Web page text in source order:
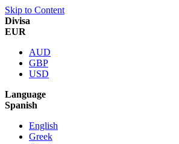
Skip to Content
Divisa
EUR
AUD
GBP
USD
Language
Spanish
English
Greek